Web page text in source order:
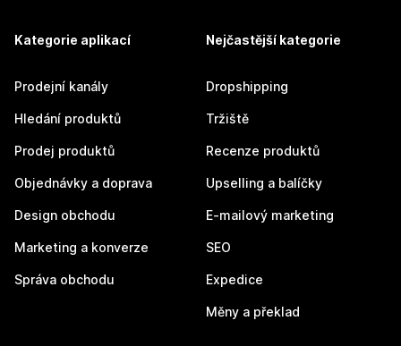
Kategorie aplikací
Prodejní kanály
Hledání produktů
Prodej produktů
Objednávky a doprava
Design obchodu
Marketing a konverze
Správa obchodu
Nejčastější kategorie
Dropshipping
Tržiště
Recenze produktů
Upselling a balíčky
E-mailový marketing
SEO
Expedice
Měny a překlad